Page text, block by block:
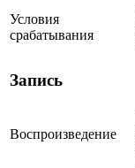
Условия
срабатывания
Запись
Воспроизведение